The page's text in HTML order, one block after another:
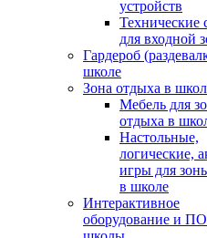
устройств
Технические
для входной
Гардероб
школе
Зона отдыха в
Мебель для
отдыха в
Настольные,
логические,
игры для
в школе
Интерактивное
оборудование и